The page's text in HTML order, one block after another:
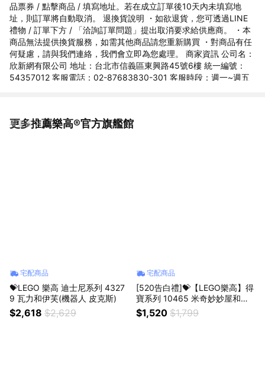
品票券 / 點擊商品 / 填寫地址。若在成立訂單後10天內未填寫地
址，則訂單將自動取消。 退換貨說明 ・如欲退貨，您可透過LINE
禮物 / 訂單下方 / 「洽詢訂單問題」提出取消要求給供應商。 ・本
商品無法提供換貨服務，如需其他商品請您重新購買 ・對商品有任
何疑慮，請與我們連絡，我們會立即為您處理。 商家資訊 公司名：
欣新網有限公司 地址：台北市信義區東興路45號6樓 統一編號：
54357012 客服電話：02-87683830-301 客服時段：週一~週五
更多推薦樂高®官方旗艦館
看更多
宅配商品
💝LEGO 樂高 迪士尼系列 4327
9 瓦力和伊芙(機器人 皮克斯)
$2,618 $2,629
宅配商品
[520告白禮]💝【LEGO樂高】得
寶系列 10465 米奇妙妙屋和米
妮與布魯托(迪士尼 創意力遊戲)
$1,520 $1,799